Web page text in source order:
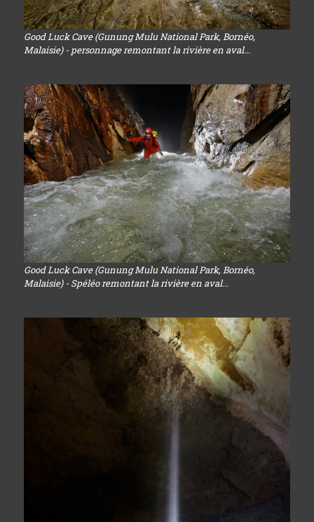
Good Luck Cave (Gunung Mulu National Park, Bornéo,
Malaisie) - personnage remontant la rivière en aval...
Good Luck Cave (Gunung Mulu National Park, Bornéo,
Malaisie) - Spéléo remontant la rivière en aval...